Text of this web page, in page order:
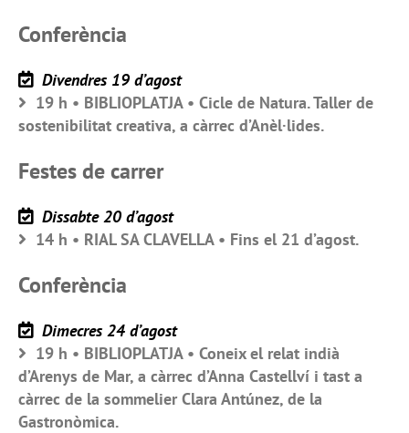
Conferència
Divendres 19 d’agost
19 h • BIBLIOPLATJA • Cicle de Natura. Taller de
sostenibilitat creativa, a càrrec d’Anèl·lides.
Festes de carrer
Dissabte 20 d’agost
14 h • RIAL SA CLAVELLA • Fins el 21 d’agost.
Conferència
Dimecres 24 d’agost
19 h • BIBLIOPLATJA • Coneix el relat indià
d’Arenys de Mar, a càrrec d’Anna Castellví i tast a
càrrec de la sommelier Clara Antúnez, de la
Gastronòmica.